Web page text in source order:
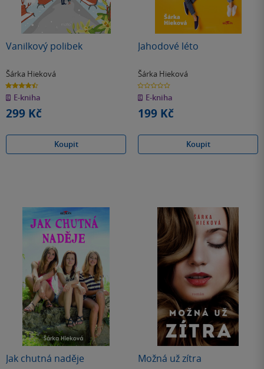
Vanilkový polibek
Šárka Hieková
4.5
z
5
hvězdiček
E-kniha
299 Kč
Koupit
Jahodové léto
Šárka Hieková
0.0
z
5
hvězdiček
E-kniha
199 Kč
Koupit
Jak chutná naděje Možná už zítra